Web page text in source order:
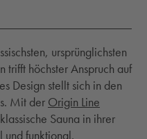
ursprünglichsten
trifft höchster Anspruch auf
Design stellt sich in den
Mit der Origin Line
Sauna in ihrer
und funktional.